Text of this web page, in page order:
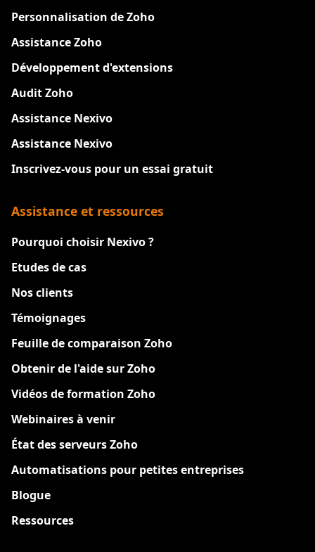
Personnalisation de Zoho
Assistance Zoho
Développement d'extensions
Audit Zoho
Assistance Nexivo
Assistance Nexivo
Inscrivez-vous pour un essai gratuit
Assistance et ressources
Pourquoi choisir Nexivo ?
Etudes de cas
Nos clients
Témoignages
Feuille de comparaison Zoho
Obtenir de l'aide sur Zoho
Vidéos de formation Zoho
Webinaires à venir
État des serveurs Zoho
Automatisations pour petites entreprises
Blogue
Ressources